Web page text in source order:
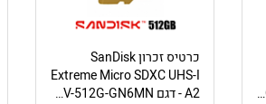
SDSQUNR-032G - נפח 32GB
כרטיס זכרון SanDisk
Extreme Micro SDXC UHS-I
A2 - דגם SDSQXAV-512G-GN6MN - נפח 512GB